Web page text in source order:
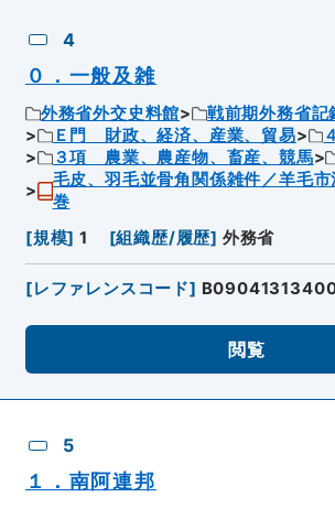
4
０．一般及雑
外務省外交史料館
戦前期外務省記
Ｅ門 財政、経済、産業、貿易
３項 農業、農産物、畜産、競馬
毛皮、羽毛並骨角関係雑件／羊毛
巻
[規模] 1 [組織歴/履歴] 外務省
[レファレンスコード]
閲覧
5
１．南阿連邦